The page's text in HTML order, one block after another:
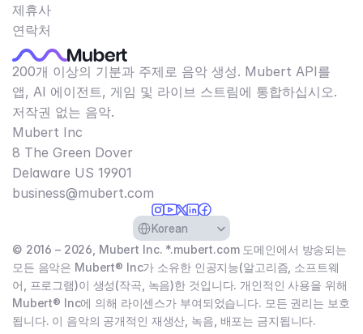
제휴사
연락처
200개 이상의 기분과 주제로 음악 생성. Mubert API를
앱, AI 에이전트, 게임 및 라이브 스트림에 통합하십시오.
저작권 없는 음악.
Mubert Inc
8 The Green Dover
Delaware US 19901​
business@mubert.com
Select Language
Korean
© 2016 – 2026, Mubert Inc. *.mubert.com 도메인에서 방송되는
모든 음악은 Mubert® Inc가 소유한 인공지능(알고리즘, 소프트웨
어, 프로그램)이 생성(작곡, 녹음)한 것입니다. 개인적인 사용을 위해
Mubert® Inc에 의해 라이센스가 부여되었습니다. 모든 권리는 보호
됩니다. 이 음악의 공개적인 재생산, 녹음, 배포는 금지됩니다.